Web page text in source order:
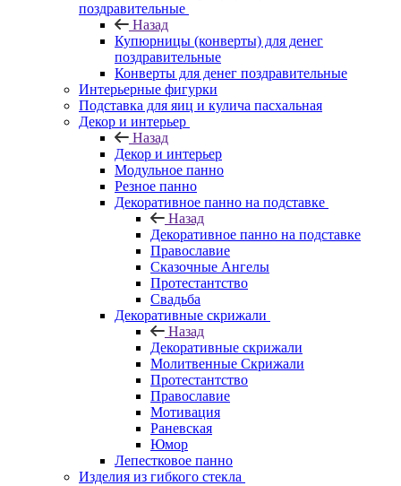
поздравительные
Назад
Купюрницы (конверты) для денег
поздравительные
Конверты для денег поздравительные
Интерьерные фигурки
Подставка для яиц и кулича пасхальная
Декор и интерьер
Назад
Декор и интерьер
Модульное панно
Резное панно
Декоративное панно на подставке
Назад
Декоративное панно на подставке
Православие
Сказочные Ангелы
Протестантство
Свадьба
Декоративные скрижали
Назад
Декоративные скрижали
Молитвенные Скрижали
Протестантство
Православие
Мотивация
Раневская
Юмор
Лепестковое панно
Изделия из гибкого стекла